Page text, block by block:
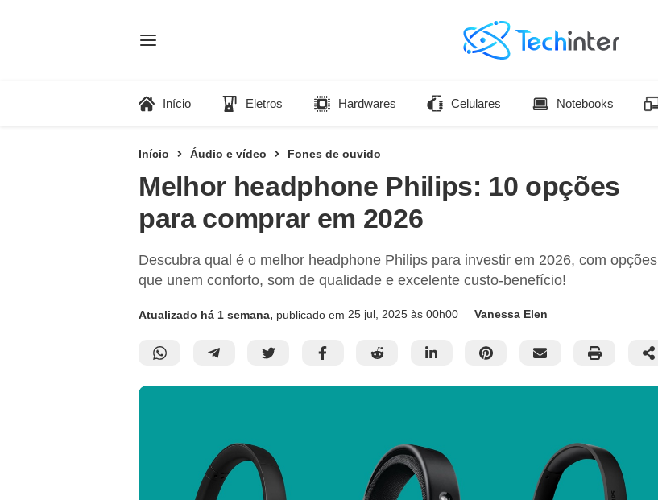
Início Eletros Hardwares Celulares Notebooks
Início Áudio e vídeo Fones de ouvido
Melhor headphone Philips: 10 opções
para comprar em 2026
Descubra qual é o melhor headphone Philips para investir em 2026, com opções
que unem conforto, som de qualidade e excelente custo-benefício!
Atualizado há 1 semana, publicado em 25 jul, 2025 às 00h00 Vanessa Elen